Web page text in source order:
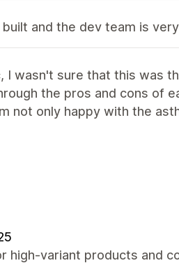
and the dev team is
I wasn't sure that this was
the pros and cons of
not only happy with the
high-variant products and